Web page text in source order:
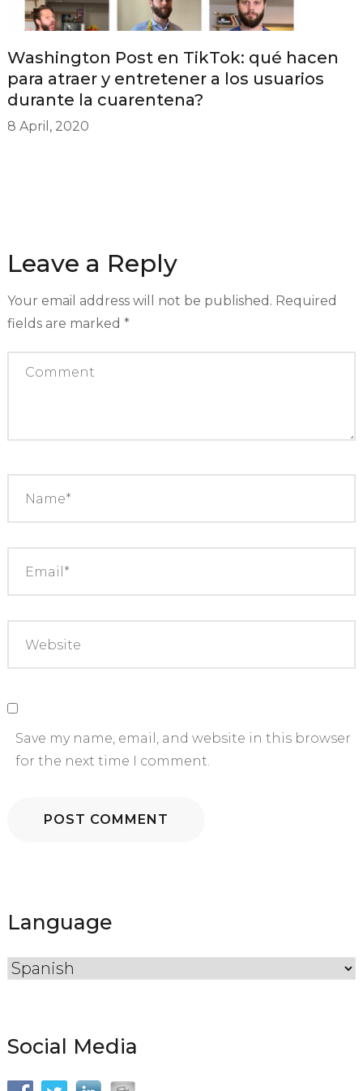
Washington Post en TikTok: qué hacen
para atraer y entretener a los usuarios
durante la cuarentena?
8 April, 2020
Leave a Reply
Your email address will not be published. Required
fields are marked *
Save my name, email, and website in this browser
for the next time I comment.
Language
Social Media